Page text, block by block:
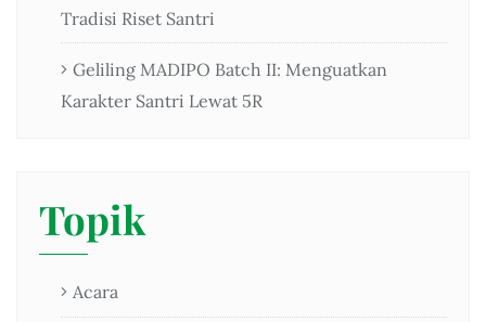
Tradisi Riset Santri
Geliling MADIPO Batch II: Menguatkan
Karakter Santri Lewat 5R
Topik
Acara